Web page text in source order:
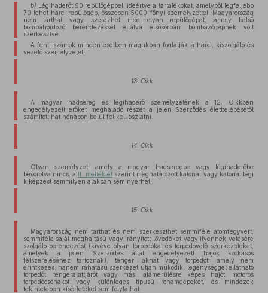
b) Légihaderőt 90 repülőgéppel, ideértve a tartalékokat, amelyből legfeljebb
70 lehet harci repülőgép, összesen 5000 főnyi személyzettel. Magyarország
nem tarthat vagy szerezhet meg olyan repülőgépet, amely belső
bombahordozó berendezéssel ellátva elsősorban bombazógépnek volt
szerkesztve.
A fenti számok minden esetben magukban foglalják a harci, kiszolgáló és
vezető személyzetet.
13. Cikk
A magyar hadsereg és légihaderő személyzetének a 12. Cikkben
engedélyezett erőket meghaladó részét a jelen Szerződés életbelépésétől
számított hat hónapon belül fel kell oszlatni.
14. Cikk
Olyan személyzet, amely a magyar hadseregbe vagy légihaderőbe
besorolva nincs, a II. mellékletszerint meghatározott katonai vagy katonai légi
kiképzést semmilyen alakban sem nyerhet.
15. Cikk
Magyarország nem tarthat és nem szerkeszthet semmiféle atomfegyvert,
semmiféle saját meghajtású vagy irányított lövedéket vagy ilyennek vetésére
szolgáló berendezést (kivéve olyan torpedókat és torpedóvető szerkezeteket,
amelyek a jelen Szerződés által engedélyezett hajók szokásos
felszereléséhez tartoznak), tengeri aknát vagy torpedót; amely nem
érintkezés, hanem ráhatású szerkezet útján működik, legénységgel ellátható
torpedót, tengeralattjárót vagy más, alámerülésre képes hajót, motoros
torpedócsónakot vagy különleges típusú rohamgépeket, és mindezek
tekintetében kísérleteket sem folytathat.